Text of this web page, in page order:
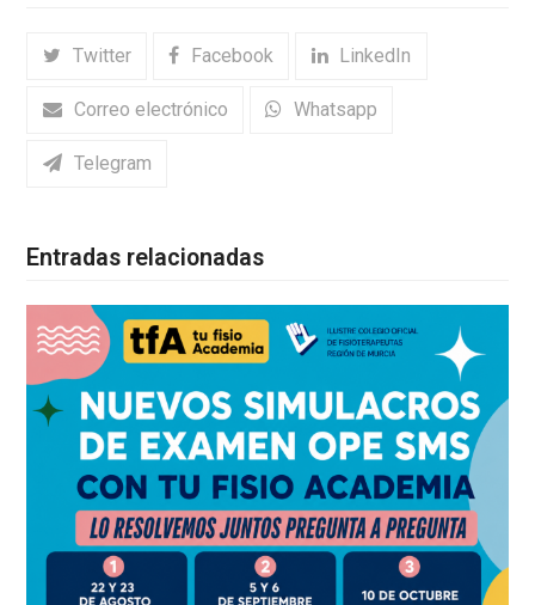
Twitter Facebook LinkedIn
Correo electrónico Whatsapp
Telegram
Entradas relacionadas